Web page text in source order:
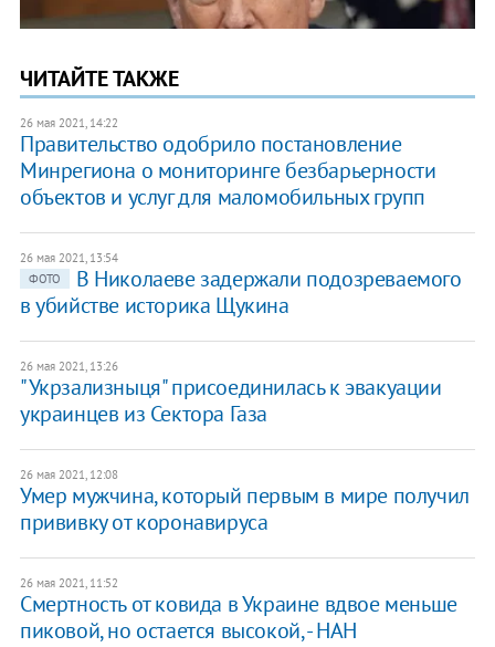
ЧИТАЙТЕ ТАКЖЕ
26 мая 2021, 14:22
Правительство одобрило постановление
Минрегиона о мониторинге безбарьерности
объектов и услуг для маломобильных групп
26 мая 2021, 13:54
ФОТО
В Николаеве задержали подозреваемого
в убийстве историка Щукина
26 мая 2021, 13:26
"Укрзализныця" присоединилась к эвакуации
украинцев из Сектора Газа
26 мая 2021, 12:08
Умер мужчина, который первым в мире получил
прививку от коронавируса
26 мая 2021, 11:52
Смертность от ковида в Украине вдвое меньше
пиковой, но остается высокой, - НАН